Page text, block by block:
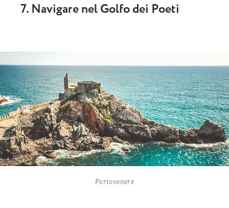
7. Navigare nel Golfo dei Poeti
Portovenere